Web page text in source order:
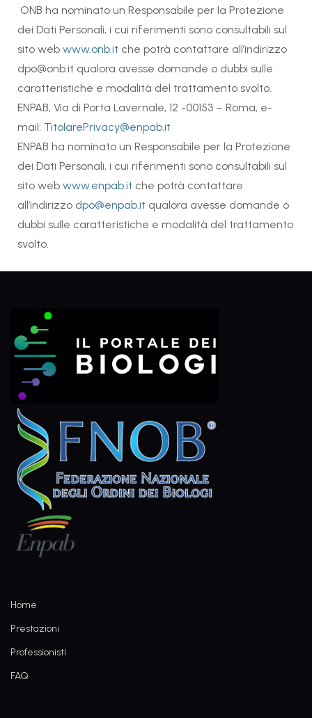
ONB ha nominato un Responsabile per la Protezione
dei Dati Personali, i cui riferimenti sono consultabili sul
sito web www.onb.it che potrà contattare all’indirizzo
dpo@onb.it qualora avesse domande o dubbi sulle
caratteristiche e modalità del trattamento svolto.
ENPAB, Via di Porta Lavernale, 12 -00153 – Roma, e-
mail: TitolarePrivacy@enpab.it
ENPAB ha nominato un Responsabile per la Protezione
dei Dati Personali, i cui riferimenti sono consultabili sul
sito web www.enpab.it che potrà contattare
all’indirizzo dpo@enpab.it qualora avesse domande o
dubbi sulle caratteristiche e modalità del trattamento
svolto.
Home
Prestazioni
Professionisti
FAQ